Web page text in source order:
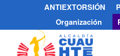
ANTIEXTORSIÓN
Organización